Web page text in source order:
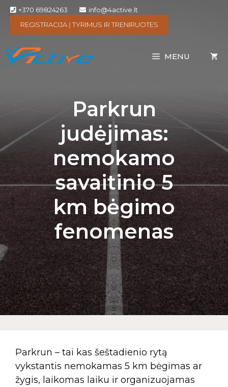
+370 69824263
info@4active.lt
REGISTRACIJA Į TYRIMUS IR TRENIRUOTES
MENU
Parkrun
judėjimas:
nemokamo
savaitinio 5
km bėgimo
fenomenas
Parkrun – tai kas šeštadienio rytą
vykstantis nemokamas 5 km bėgimas ar
žygis, laikomas laiku ir organizuojamas